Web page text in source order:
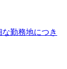
勤務地につき